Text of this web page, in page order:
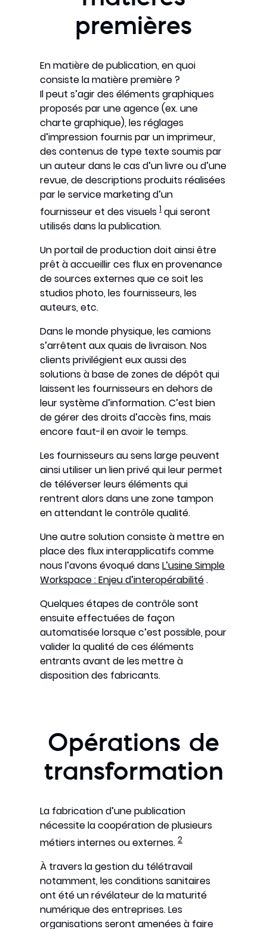
premières
En matière de publication, en quoi
consiste la matière première ?
Il peut s’agir des éléments graphiques
proposés par une agence (ex. une
charte graphique), les réglages
d’impression fournis par un imprimeur,
des contenus de type texte soumis par
un auteur dans le cas d’un livre ou d’une
revue, de descriptions produits réalisées
par le service marketing d’un
fournisseur et des visuels1qui seront
utilisés dans la publication.
Un portail de production doit ainsi être
prêt à accueillir ces flux en provenance
de sources externes que ce soit les
studios photo, les fournisseurs, les
auteurs, etc.
Dans le monde physique, les camions
s’arrêtent aux quais de livraison. Nos
clients privilégient eux aussi des
solutions à base de zones de dépôt qui
laissent les fournisseurs en dehors de
leur système d’information. C’est bien
de gérer des droits d’accès fins, mais
encore faut-il en avoir le temps.
Les fournisseurs au sens large peuvent
ainsi utiliser un lien privé qui leur permet
de téléverser leurs éléments qui
rentrent alors dans une zone tampon
en attendant le contrôle qualité.
Une autre solution consiste à mettre en
place des flux interapplicatifs comme
nous l’avons évoqué dansL’usine Simple
Workspace : Enjeu d’interopérabilité.
Quelques étapes de contrôle sont
ensuite effectuées de façon
automatisée lorsque c’est possible, pour
valider la qualité de ces éléments
entrants avant de les mettre à
disposition des fabricants.
Opérations de
transformation
La fabrication d’une publication
nécessite la coopération de plusieurs
métiers internes ou externes.2
À travers la gestion du télétravail
notamment, les conditions sanitaires
ont été un révélateur de la maturité
numérique des entreprises. Les
organisations seront amenées à faire